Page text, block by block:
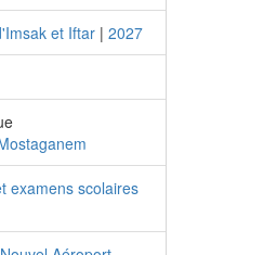
et Iftar | 2027
examens scolaires